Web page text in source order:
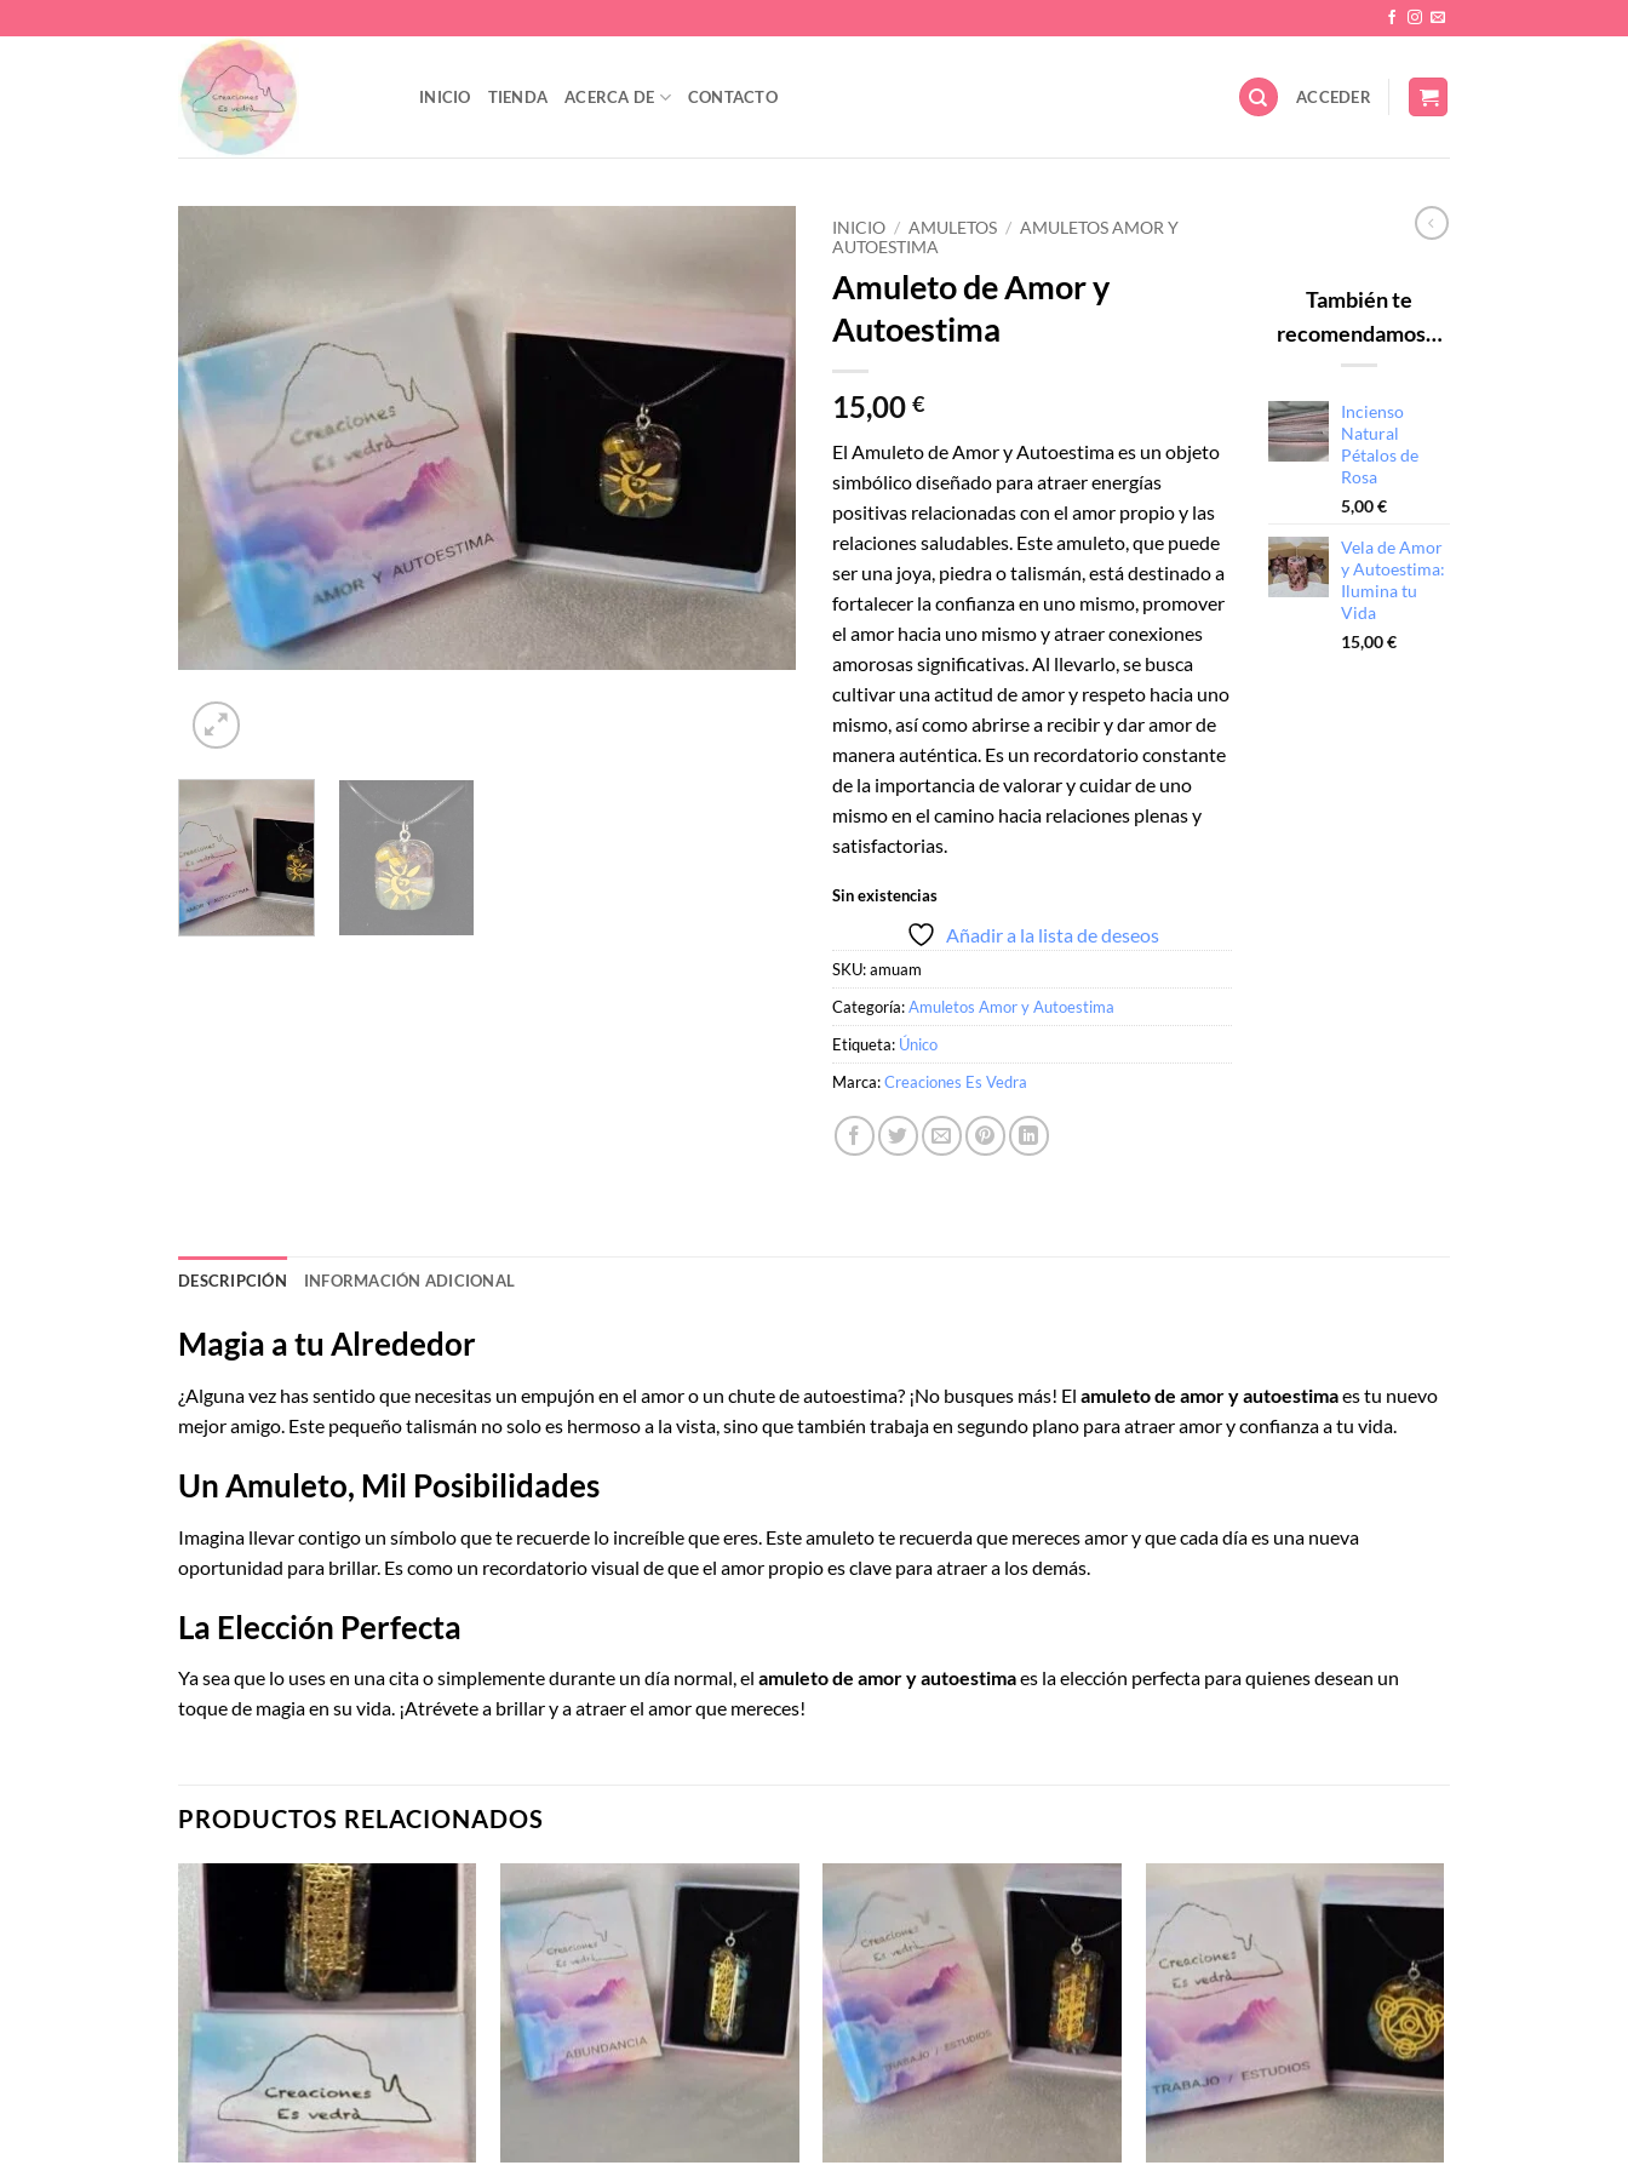
al
INICIO TIENDA ACERCA DE CONTACTO ACCEDER
de
INICIO / AMULETOS / AMULETOS AMOR Y
AUTOESTIMA
Amuleto de Amor y
Autoestima
15,00 €
El Amuleto de Amor y Autoestima es un objeto
simbólico diseñado para atraer energías
positivas relacionadas con el amor propio y las
relaciones saludables. Este amuleto, que puede
ser una joya, piedra o talismán, está destinado a
fortalecer la confianza en uno mismo, promover
el amor hacia uno mismo y atraer conexiones
amorosas significativas. Al llevarlo, se busca
cultivar una actitud de amor y respeto hacia uno
mismo, así como abrirse a recibir y dar amor de
manera auténtica. Es un recordatorio constante
de la importancia de valorar y cuidar de uno
mismo en el camino hacia relaciones plenas y
satisfactorias.
Sin existencias
Añadir a la lista de deseos
SKU:amuam
Categoría:Amuletos Amor y Autoestima
Etiqueta: Único
Marca:Creaciones Es Vedra
También te
recomendamos…
Incienso
Natural
Pétalos de
Rosa
5,00€
Vela de Amor
y Autoestima:
Ilumina tu
Vida
15,00€
DESCRIPCIÓN INFORMACIÓN ADICIONAL
Magia a tu Alrededor
¿Alguna vez has sentido que necesitas un empujón en el amor o un chute de autoestima? ¡No busques más! El amuleto de amor y autoestimaes tu nuevo
mejor amigo. Este pequeño talismán no solo es hermoso a la vista, sino que también trabaja en segundo plano para atraer amor y confianza a tu vida.
Un Amuleto, Mil Posibilidades
Imagina llevar contigo un símbolo que te recuerde lo increíble que eres. Este amuleto te recuerda que mereces amor y que cada día es una nueva
oportunidad para brillar. Es como un recordatorio visual de que el amor propio es clave para atraer a los demás.
La Elección Perfecta
Ya sea que lo uses en una cita o simplemente durante un día normal, el amuleto de amor y autoestimaes la elección perfecta para quienes desean un
toque de magia en su vida. ¡Atrévete a brillar y a atraer el amor que mereces!
PRODUCTOS RELACIONADOS
deseos
Añadir
lista de
deseos
Añadir
a la
lista de
deseos
lista de
deseos